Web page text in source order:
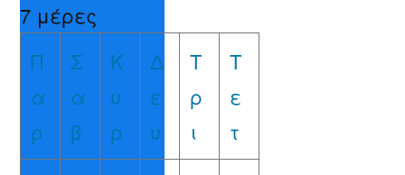
7 μέρες
Π
α
ρ
Σ
α
β
Κ
υ
ρ
Δ
ε
υ
Τ
ρ
ι
Τ
ε
τ